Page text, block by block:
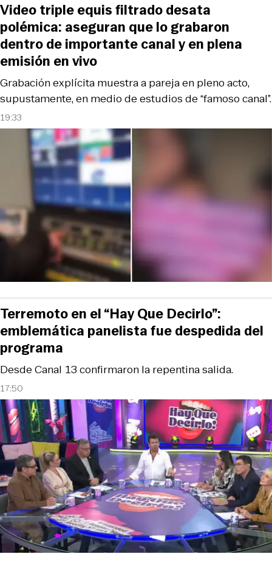
19:33
Grabación explícita muestra a pareja en pleno acto,
supustamente, en medio de estudios de “famoso canal”.
Video triple equis filtrado desata
polémica: aseguran que lo grabaron
dentro de importante canal y en plena
emisión en vivo
17:50
Desde Canal 13 confirmaron la repentina salida.
Terremoto en el “Hay Que Decirlo”:
emblemática panelista fue despedida del
programa